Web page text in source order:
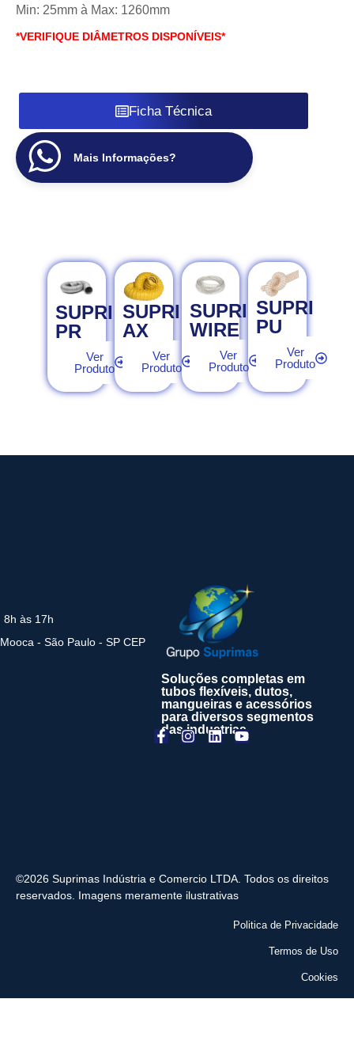
Min: 25mm à Max: 1260mm
*VERIFIQUE DIÂMETROS DISPONÍVEIS*
Ficha Técnica
Mais Informações?
SUPRI
PR
Ver
Produto
SUPRI
AX
Ver
Produto
SUPRI
WIRE
Ver
Produto
SUPRI
PU
Ver
Produto
Soluções completas em
tubos flexíveis, dutos,
mangueiras e acessórios
para diversos segmentos
das industrias
8h às 17h
- São Paulo - SP CEP
©2026 Suprimas Indústria e Comercio LTDA. Todos os direitos
reservados. Imagens meramente ilustrativas
Politica de Privacidade
Termos de Uso
Cookies